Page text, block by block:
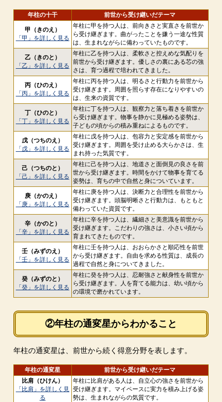
年柱の十干 前世から受け継いだテーマ
甲（きのえ）
「甲」を詳しく見る
年柱に甲を持つ人は、前向きさと実直さを前世か
ら受け継ぎます。曲がったことを嫌う一途な性質
は、生まれながらに備わっていたものです。
乙（きのと）
「乙」を詳しく見る
年柱に乙を持つ人は、柔軟さと控えめな気配りを
前世から受け継ぎます。優しさの裏にある芯の強
さは、育つ過程で培われてきました。
丙（ひのえ）
「丙」を詳しく見る
年柱に丙を持つ人は、明るさと行動力を前世から
受け継ぎます。周囲を照らす存在になりやすいの
は、生来の資質です。
丁（ひのと）
「丁」を詳しく見る
年柱に丁を持つ人は、観察力と落ち着きを前世か
ら受け継ぎます。物事を静かに見極める姿勢は、
子どもの頃からの積み重ねによるものです。
戊（つちのえ）
「戊」を詳しく見る
年柱に戊を持つ人は、包容力と安定感を前世から
受け継ぎます。周囲を受け止める大らかさは、生
まれ持った気質です。
己（つちのと）
「己」を詳しく見る
年柱に己を持つ人は、地道さと面倒見の良さを前
世から受け継ぎます。時間をかけて物事を育てる
姿勢は、育ちの中で自然と身についています。
庚（かのえ）
「庚」を詳しく見る
年柱に庚を持つ人は、決断力と合理性を前世から
受け継ぎます。頭脳明晰さと行動力は、もともと
備わっていた資質です。
辛（かのと）
「辛」を詳しく見る
年柱に辛を持つ人は、繊細さと美意識を前世から
受け継ぎます。こだわりの強さは、小さい頃から
育まれてきたものです。
壬（みずのえ）
「壬」を詳しく見る
年柱に壬を持つ人は、おおらかさと順応性を前世
から受け継ぎます。自由を求める性質は、成長の
過程で自然と身についてきました。
癸（みずのと）
「癸」を詳しく見る
年柱に癸を持つ人は、忍耐強さと献身性を前世か
ら受け継ぎます。人を育てる能力は、幼い頃から
の環境で磨かれています。
②年柱の通変星からわかること
年柱の通変星は、前世から続く得意分野を表します。
年柱の通変星
前世から受け継いだテーマ
比肩（ひけん）
「比肩」を詳しく見
る
年柱に比肩がある人は、自立心の強さを前世から
受け継ぎます。マイペースに実力を積み上げる姿
勢は、生まれながらの気質です。